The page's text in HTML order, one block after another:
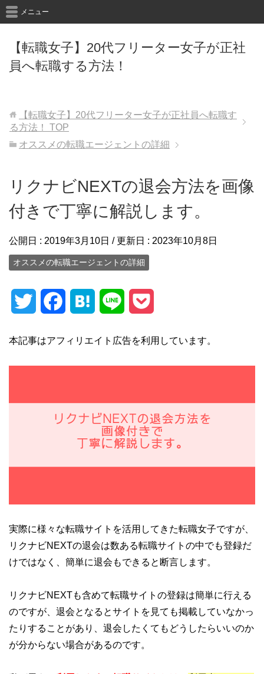
【転職女子】20代フリーター女子が正社
員へ転職する方法！
メニュー
【転職女子】20代フリーター女子が正社員へ転職す
る方法！
TOP
オススメの転職エージェントの詳細
リクナビNEXTの退会方法を画像
付きで丁寧に解説します。
公開日 : 2019年3月10日 / 更新日 : 2023年10月8日
オススメの転職エージェントの詳細
o a t
本記事はアフィリエイト広告を利用しています。
実際に様々な転職サイトを活用してきた転職女子ですが、
リクナビNEXTの退会は数ある転職サイトの中でも登録だ
けではなく、簡単に退会もできると断言します。
リクナビNEXTも含めて転職サイトの登録は簡単に行える
のですが、退会となるとサイトを見ても掲載していなかっ
たりすることがあり、退会したくてもどうしたらいいのか
が分からない場合があるのです。